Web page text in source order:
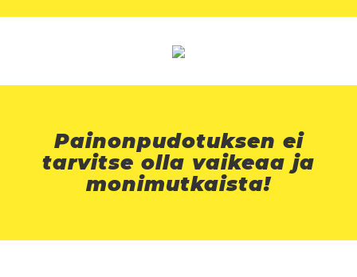
Painonpudotuksen ei
tarvitse olla vaikeaa ja
monimutkaista!